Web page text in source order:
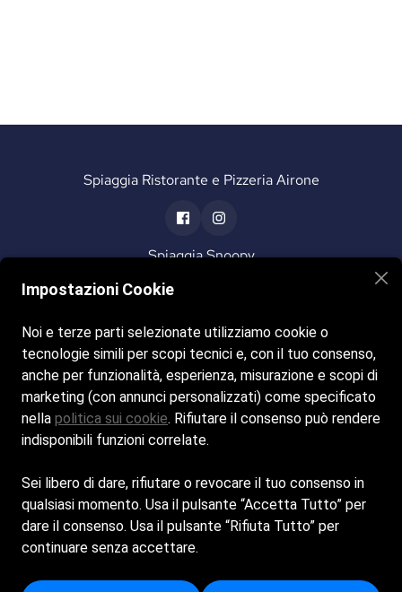
Spiaggia Ristorante e Pizzeria Airone
Spiaggia Snoopy
Home La Spiaggia
Il Bar
Ristorante & Pizzeria
Gallery Contatti
© Copyright 2025 bySpiagge.it-Privacy Policy-Cookie
policy
MATTEOTTI 20 - 28921 - VERBANIA (VB) - Capitale
Impostazioni Cookie
Noi e terze parti selezionate utilizziamo cookie o
tecnologie simili per scopi tecnici e, con il tuo consenso,
anche per funzionalità, esperienza, misurazione e scopi di
marketing (con annunci personalizzati) come specificato
nella politica sui cookie. Rifiutare il consenso può rendere
indisponibili funzioni correlate.
Sei libero di dare, rifiutare o revocare il tuo consenso in
qualsiasi momento. Usa il pulsante “Accetta Tutto” per
dare il consenso. Usa il pulsante “Rifiuta Tutto” per
continuare senza accettare.